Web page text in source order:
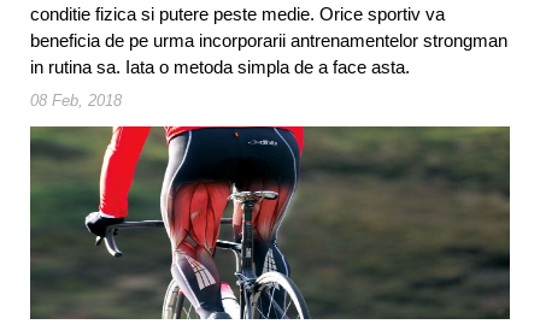
conditie fizica si putere peste medie. Orice sportiv va
beneficia de pe urma incorporarii antrenamentelor strongman
in rutina sa. Iata o metoda simpla de a face asta.
08 Feb, 2018